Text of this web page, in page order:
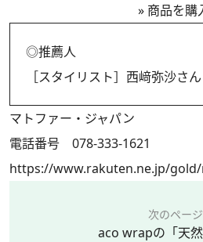
» 商品を購
◎推薦人
［スタイリスト］西﨑弥沙さん
マトファー・ジャパン
電話番号 078-333-1621
https://www.rakuten.ne.jp/
次のページ
aco wrapの「天然